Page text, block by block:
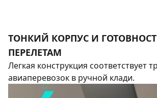
ТОНКИЙ КОРПУС И
ПЕРЕЛЕТАМ
Легкая конструкция соответствует
авиаперевозок в ручной клади.